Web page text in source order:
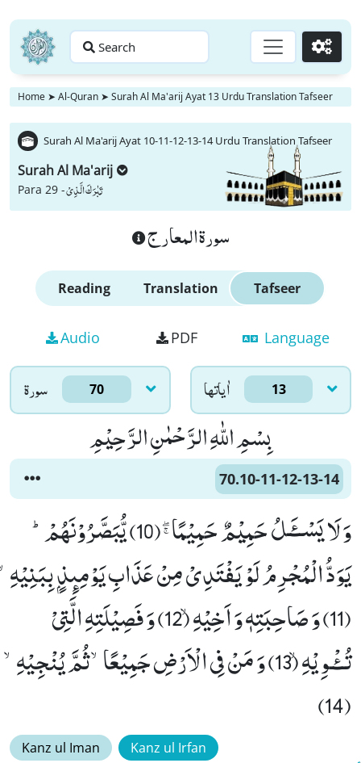
Search Go
Home ➤ Al-Quran ➤ Surah Al Ma'arij Ayat 13 Urdu Translation Tafseer
Surah Al Ma'arij Ayat 10-11-12-13-14 Urdu Translation Tafseer
Surah Al Ma'arij
Para 29 -تَبٰرَكَ الَّذِیْ
سورة المعارج
Reading Translation Tafseer
Audio PDF Language
سورۃ 70 اٰياتها 13
بِسْمِ اللّٰهِ الرَّحْمٰنِ الرَّحِیْمِ
70.10-11-12-13-14
وَ لَا یَسْــٴَـلُ حَمِیْمٌ حَمِیْمًاﭕ(10) یُّبَصَّرُوْنَهُمْؕ-
یَوَدُّ الْمُجْرِمُ لَوْ یَفْتَدِیْ مِنْ عَذَابِ یَوْمِىٕذٍۭ بِبَنِیْهِۙ
(11) وَ صَاحِبَتِهٖ وَ اَخِیْهِۙ (12) وَ فَصِیْلَتِهِ الَّتِیْ
تُــٴْـوِیْهِۙ (13) وَ مَنْ فِی الْاَرْضِ جَمِیْعًاۙ-ثُمَّ یُنْجِیْهِۙ
(14)
Kanz ul Iman Kanz ul Irfan